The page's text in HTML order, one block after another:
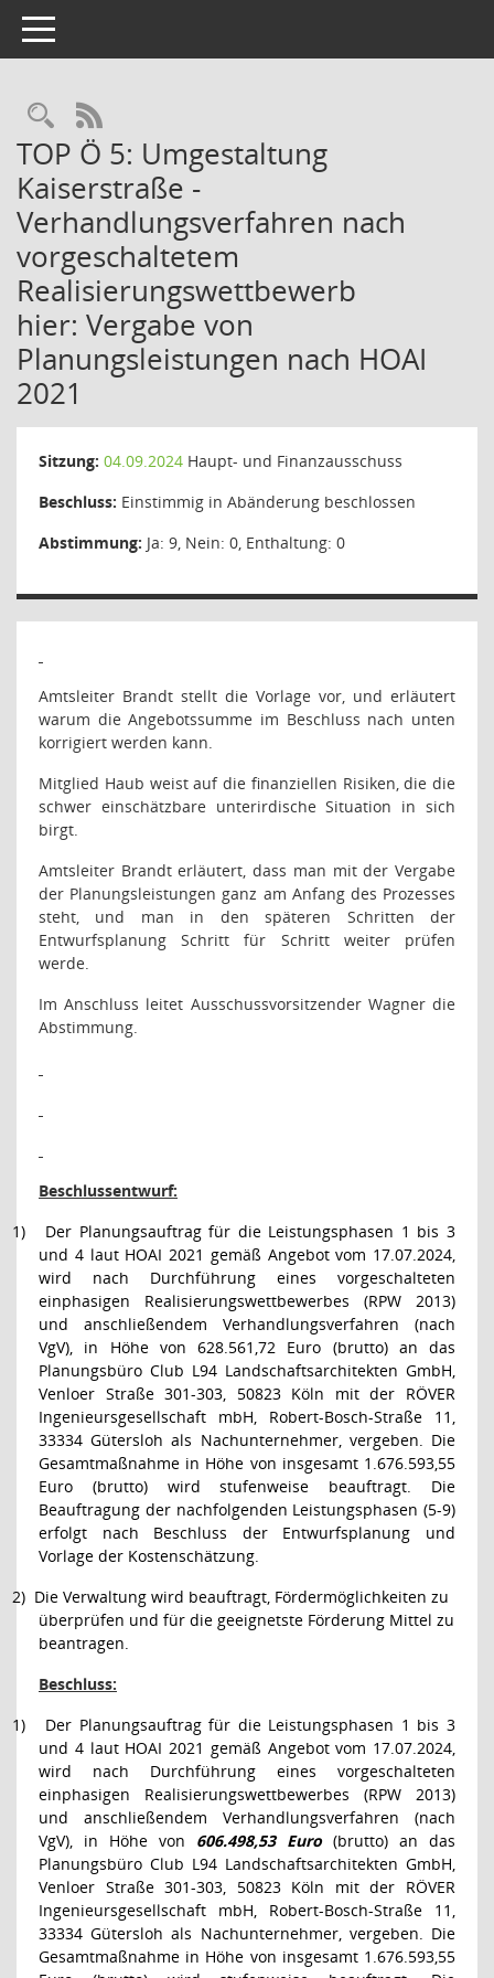
Toggle navigation
Rechercheauswahl
RSS-Feed
TOP Ö 5: Umgestaltung
Kaiserstraße -
Verhandlungsverfahren nach
vorgeschaltetem
Realisierungswettbewerb
hier: Vergabe von
Planungsleistungen nach HOAI
2021
Sitzung: 04.09.2024 Haupt- und Finanzausschuss
Beschluss: Einstimmig in Abänderung beschlossen
Abstimmung: Ja: 9, Nein: 0, Enthaltung: 0
Amtsleiter Brandt stellt die Vorlage vor, und erläutert
warum die Angebotssumme im Beschluss nach unten
korrigiert werden kann.
Mitglied Haub weist auf die finanziellen Risiken, die die
schwer einschätzbare unterirdische Situation in sich
birgt.
Amtsleiter Brandt erläutert, dass man mit der Vergabe
der Planungsleistungen ganz am Anfang des Prozesses
steht, und man in den späteren Schritten der
Entwurfsplanung Schritt für Schritt weiter prüfen
werde.
Im Anschluss leitet Ausschussvorsitzender Wagner die
Abstimmung.
Beschlussentwurf:
1)
Der Planungsauftrag für die Leistungsphasen 1 bis 3
und 4 laut HOAI 2021 gemäß Angebot vom 17.07.2024,
wird nach Durchführung eines vorgeschalteten
einphasigen Realisierungswettbewerbes (RPW 2013)
und anschließendem Verhandlungsverfahren (nach
VgV), in Höhe von 628.561,72 Euro (brutto) an das
Planungsbüro Club L94 Landschaftsarchitekten GmbH,
Venloer Straße 301-303, 50823 Köln mit der RÖVER
Ingenieursgesellschaft mbH, Robert-Bosch-Straße 11,
33334 Gütersloh als Nachunternehmer, vergeben. Die
Gesamtmaßnahme in Höhe von insgesamt 1.676.593,55
Euro (brutto) wird stufenweise beauftragt. Die
Beauftragung der nachfolgenden Leistungsphasen (5-9)
erfolgt nach Beschluss der Entwurfsplanung und
Vorlage der Kostenschätzung.
2) Die Verwaltung wird beauftragt, Fördermöglichkeiten zu
überprüfen und für die geeignetste Förderung Mittel zu
beantragen.
Beschluss:
1)
Der Planungsauftrag für die Leistungsphasen 1 bis 3
und 4 laut HOAI 2021 gemäß Angebot vom 17.07.2024,
wird nach Durchführung eines vorgeschalteten
einphasigen Realisierungswettbewerbes (RPW 2013)
und anschließendem Verhandlungsverfahren (nach
VgV), in Höhe von 606.498,53 Euro(brutto) an das
Planungsbüro Club L94 Landschaftsarchitekten GmbH,
Venloer Straße 301-303, 50823 Köln mit der RÖVER
Ingenieursgesellschaft mbH, Robert-Bosch-Straße 11,
33334 Gütersloh als Nachunternehmer, vergeben. Die
Gesamtmaßnahme in Höhe von insgesamt 1.676.593,55